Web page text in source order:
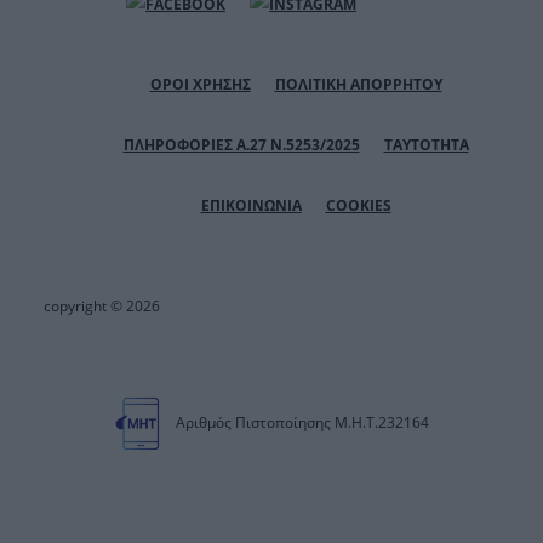
ΟΡΟΙ ΧΡΗΣΗΣ ΠΟΛΙΤΙΚΗ ΑΠΟΡΡΗΤΟΥ
ΠΛΗΡΟΦΟΡΙΕΣ Α.27 Ν.5253/2025 ΤΑΥΤΟΤΗΤΑ
ΕΠΙΚΟΙΝΩΝΙΑ COOKIES
copyright © 2026
Αριθμός Πιστοποίησης Μ.Η.Τ.232164